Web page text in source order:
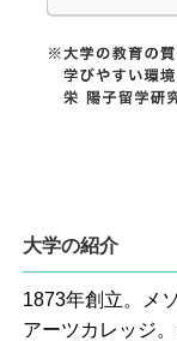
大学の紹介
1873年創立。メ
アーツカレッジ